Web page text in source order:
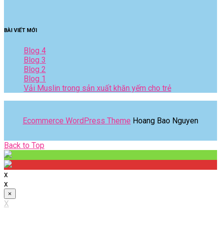
BÀI VIẾT MỚI
Blog 4
Blog 3
Blog 2
Blog 1
Vải Muslin trong sản xuất khăn yếm cho trẻ
Ecommerce WordPress Theme Hoang Bao Nguyen
Back to Top
x
x
×
X